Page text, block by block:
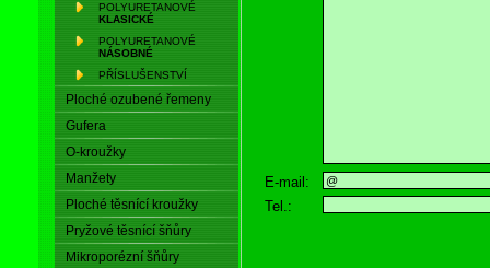
POLYURETANOVÉ
KLASICKÉ
POLYURETANOVÉ
NÁSOBNÉ
PŘÍSLUŠENSTVÍ
Ploché ozubené řemeny
Gufera
O-kroužky
Manžety
Ploché těsnící kroužky
Pryžové těsnící šňůry
Mikroporézní šňůry
E-mail:
Tel.: